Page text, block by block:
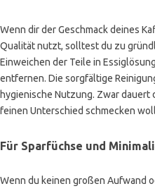
Wenn dir der Geschmack deines
Qualität nutzt, solltest du zu
Einweichen der Teile in
entfernen. Die sorgfältige
hygienische Nutzung. Zwar dauert
feinen Unterschied schmecken
Für Sparfüchse und
Wenn du keinen großen Aufwand